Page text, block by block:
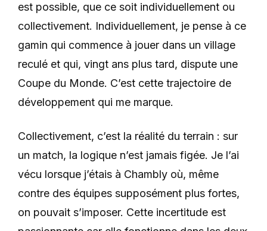
est possible, que ce soit individuellement ou
collectivement. Individuellement, je pense à ce
gamin qui commence à jouer dans un village
reculé et qui, vingt ans plus tard, dispute une
Coupe du Monde. C’est cette trajectoire de
développement qui me marque.
Collectivement, c’est la réalité du terrain : sur
un match, la logique n’est jamais figée. Je l’ai
vécu lorsque j’étais à Chambly où, même
contre des équipes supposément plus fortes,
on pouvait s’imposer. Cette incertitude est